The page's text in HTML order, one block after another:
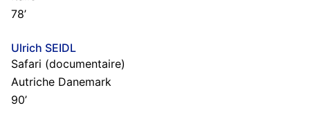
78’
Ulrich SEIDL
Safari (documentaire)
Autriche Danemark
90’